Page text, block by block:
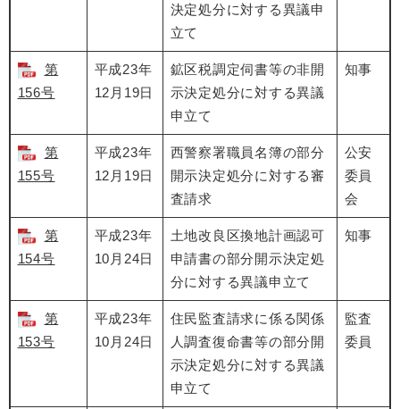
決定処分に対する異議申
立て
第
156号
平成23年
12月19日
鉱区税調定伺書等の非開
示決定処分に対する異議
申立て
知事
第
155号
平成23年
12月19日
西警察署職員名簿の部分
開示決定処分に対する審
査請求
公安
委員
会
第
154号
平成23年
10月24日
土地改良区換地計画認可
申請書の部分開示決定処
分に対する異議申立て
知事
第
153号
平成23年
10月24日
住民監査請求に係る関係
人調査復命書等の部分開
示決定処分に対する異議
申立て
監査
委員